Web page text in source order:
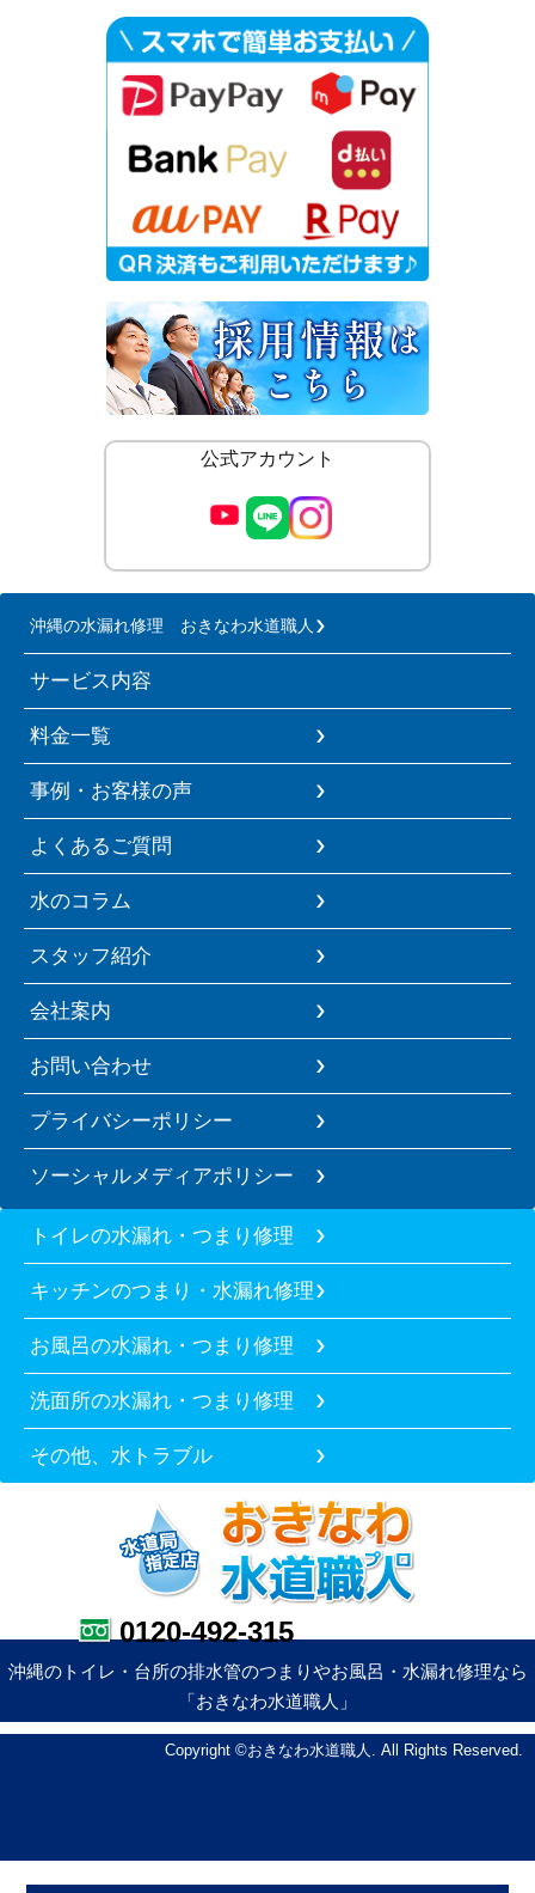
公式アカウント
沖縄の水漏れ修理 おきなわ水道職人
サービス内容
料金一覧
事例・お客様の声
よくあるご質問
水のコラム
スタッフ紹介
会社案内
お問い合わせ
プライバシーポリシー
ソーシャルメディアポリシー
トイレの水漏れ・つまり修理
キッチンのつまり・水漏れ修理
お風呂の水漏れ・つまり修理
洗面所の水漏れ・つまり修理
その他、水トラブル
0120-492-315
沖縄のトイレ・台所の排水管のつまりやお風呂・水漏れ修理なら
「おきなわ水道職人」
Copyright ©おきなわ水道職人. All Rights Reserved.